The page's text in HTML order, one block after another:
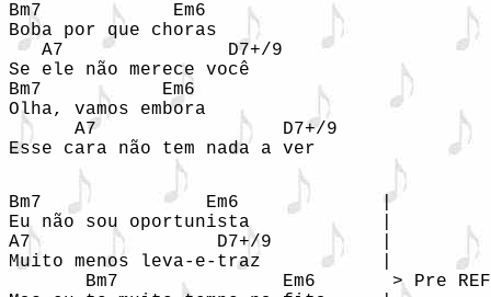
Bm7            Em6
Boba por que choras
   A7               D7+/9
Se ele não merece você
Bm7           Em6
Olha, vamos embora
      A7                 D7+/9
Esse cara não tem nada a ver
Bm7               Em6             |
Eu não sou oportunista            |
A7                 D7+/9          |
Muito menos leva-e-traz           |
Bm7               Em6       > Pre